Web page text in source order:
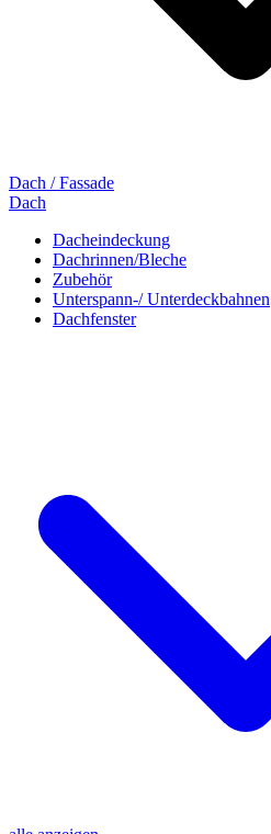
Dach / Fassade
Dach
Dacheindeckung
Dachrinnen/Bleche
Zubehör
Unterspann-/ Unterdeckbahnen
Dachfenster